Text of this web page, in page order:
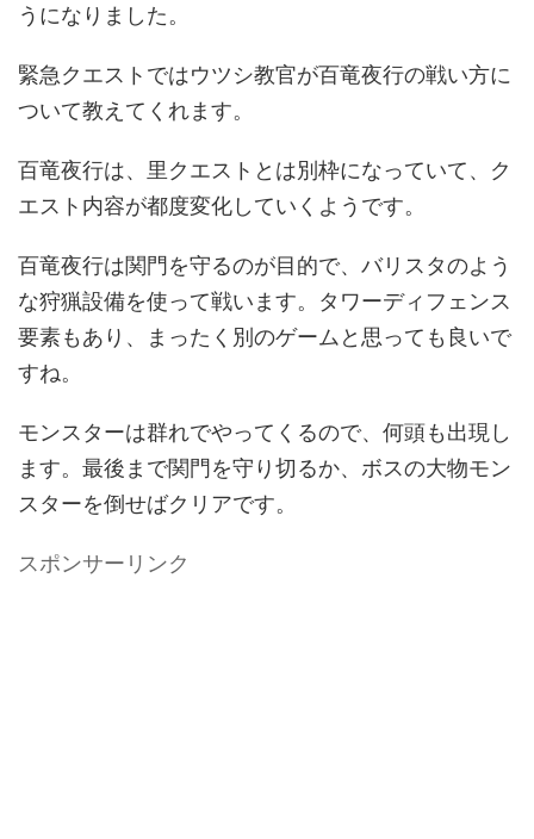
うになりました。
緊急クエストではウツシ教官が百竜夜行の戦い方に
ついて教えてくれます。
百竜夜行は、里クエストとは別枠になっていて、ク
エスト内容が都度変化していくようです。
百竜夜行は関門を守るのが目的で、バリスタのよう
な狩猟設備を使って戦います。タワーディフェンス
要素もあり、まったく別のゲームと思っても良いで
すね。
モンスターは群れでやってくるので、何頭も出現し
ます。最後まで関門を守り切るか、ボスの大物モン
スターを倒せばクリアです。
スポンサーリンク